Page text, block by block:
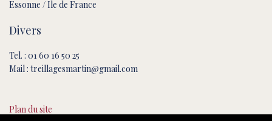
Essonne / Ile de France
Divers
Tel. : 01 60 16 50 25
Mail : treillagesmartin@gmail.com
Plan du site